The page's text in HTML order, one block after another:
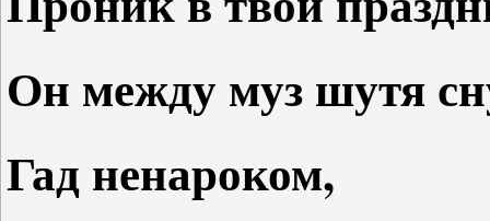
Он между муз шутя
Гад ненароком,